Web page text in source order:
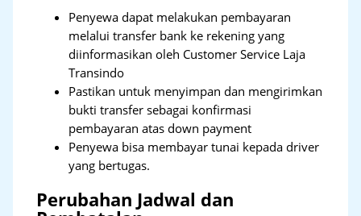
Penyewa dapat melakukan pembayaran
melalui transfer bank ke rekening yang
diinformasikan oleh Customer Service Laja
Transindo
Pastikan untuk menyimpan dan mengirimkan
bukti transfer sebagai konfirmasi
pembayaran atas down payment
Penyewa bisa membayar tunai kepada driver
yang bertugas.
Perubahan Jadwal dan